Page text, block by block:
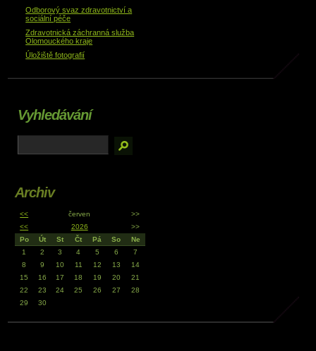
Odborový svaz zdravotnictví a
sociální péče
Zdravotnická záchranná služba
Olomouckého kraje
Úložiště fotografií
Vyhledávání
Archiv
<< červen
>>
<<
2026
>>
Po
Út St Čt Pá So
Ne
1
2 3 4 5 6
7
8
9 10 11 12 13
14
15
16 17 18 19 20
21
22
23 24 25 26 27
28
29
30